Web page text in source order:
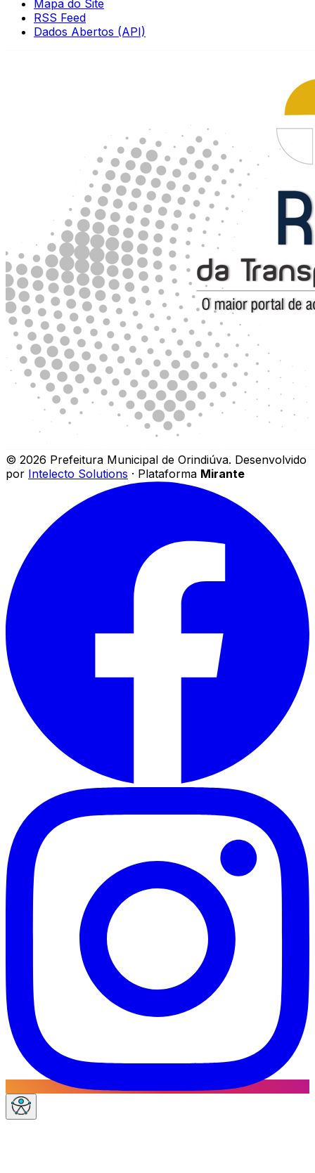
Mapa do Site
RSS Feed
Dados Abertos (API)
© 2026 Prefeitura Municipal de Orindiúva. Desenvolvido
por Intelecto Solutions · Plataforma Mirante